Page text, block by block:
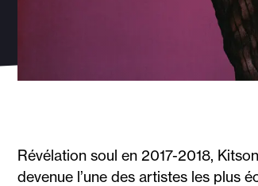
Révélation soul en 2017-2018,
devenue l’une des artistes les plus